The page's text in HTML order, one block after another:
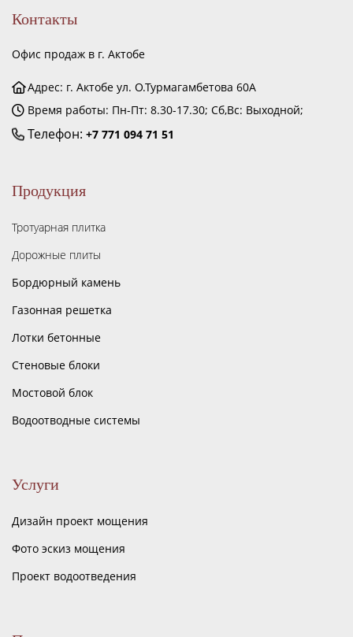
Контакты
Офис продаж в г. Актобе
Адрес: г. Актобе ул. О.Турмагамбетова 60А
Время работы: Пн-Пт: 8.30-17.30; Сб,Вс: Выходной;
Телефон: +7 771 094 71 51
Продукция
Тротуарная плитка
Дорожные плиты
Бордюрный камень
Газонная решетка
Лотки бетонные
Стеновые блоки
Мостовой блок
Водоотводные системы
Услуги
Дизайн проект мощения
Фото эскиз мощения
Проект водоотведения